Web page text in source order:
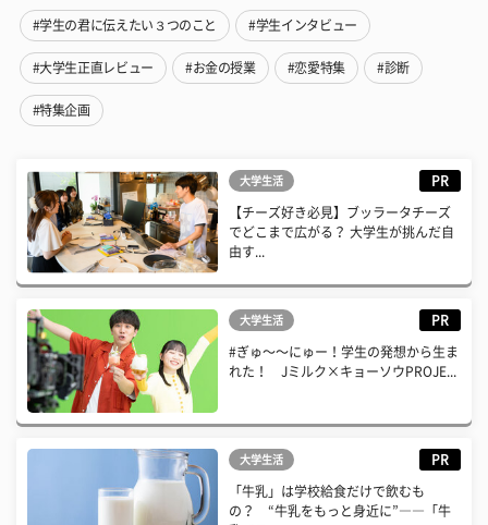
#学生の君に伝えたい３つのこと #学生インタビュー
#大学生正直レビュー #お金の授業 #恋愛特集 #診断
#特集企画
大学生活 PR
【チーズ好き必見】ブッラータチーズ
でどこまで広がる？ 大学生が挑んだ自
由す...
大学生活 PR
#ぎゅ〜〜にゅー！学生の発想から生ま
れた！ Jミルク×キョーソウPROJE...
大学生活 PR
「牛乳」は学校給食だけで飲むも
の？ “牛乳をもっと身近に”――「牛